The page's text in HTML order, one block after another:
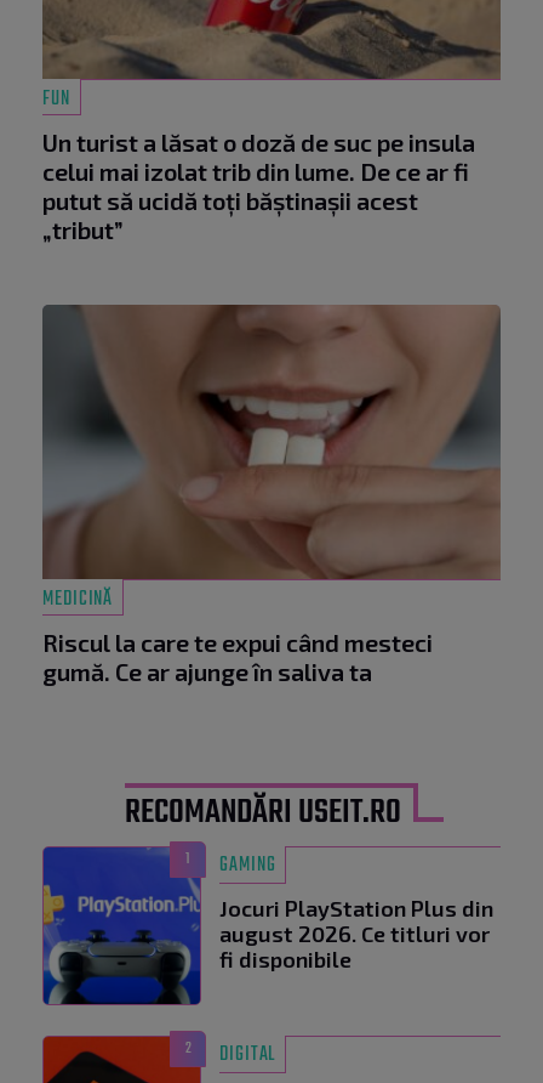
FUN
Un turist a lăsat o doză de suc pe insula
celui mai izolat trib din lume. De ce ar fi
putut să ucidă toți băștinașii acest
„tribut”
MEDICINĂ
Riscul la care te expui când mesteci
gumă. Ce ar ajunge în saliva ta
RECOMANDĂRI USEIT.RO
1 GAMING
Jocuri PlayStation Plus din
august 2026. Ce titluri vor
fi disponibile
2 DIGITAL